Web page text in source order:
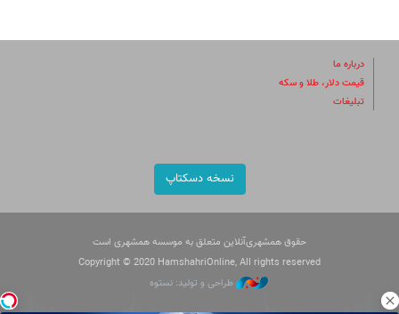
درباره ما
قیمت دلار، طلا و سکه
تبلیغات
نسخه دسکتاپ
حقوق همشهری‌آنلاین متعلق به موسسه همشهری است
Copyright © 2020 HamshahriOnline, All rights reserved
طراحی و تولید: نستوه